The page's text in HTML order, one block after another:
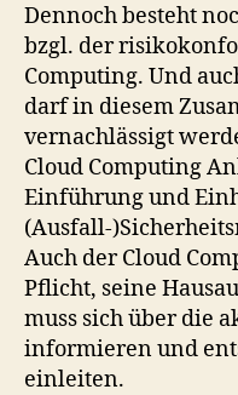
Dennoch besteht
bzgl. der
Computing. Und
darf in diesem
vernachlässigt
Cloud Computing
Einführung und
(Ausfall-
Auch der Cloud
Pflicht, seine
muss sich über die
informieren und
einleiten.